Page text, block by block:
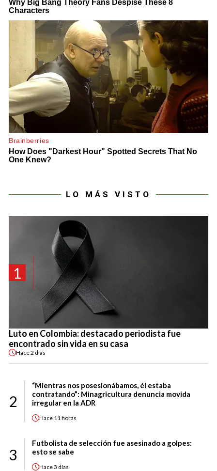
LO MÁS VISTO
1
Luto en Colombia: destacado periodista fue
encontrado sin vida en su casa
Hace2 días
2
“Mientras nos posesionábamos, él estaba
contratando”: Minagricultura denuncia movida
irregular en la ADR
Hace 11 horas
3
Futbolista de selección fue asesinado a golpes:
esto se sabe
Hace3 días